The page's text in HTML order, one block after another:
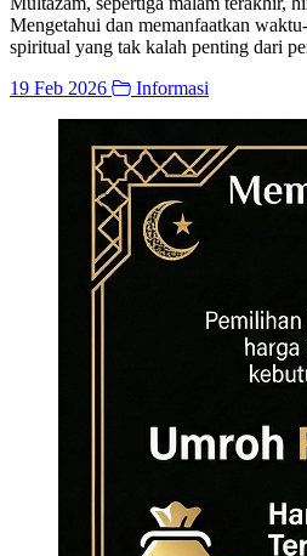
Mengetahui dan memanfaatkan
spiritual yang tak kalah penting dari
19 Feb 2026
Informasi